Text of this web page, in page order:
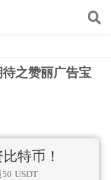
之赞丽广告宝
特币！
USDT